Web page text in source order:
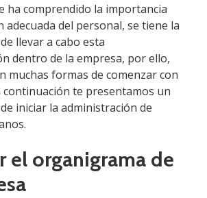
ha comprendido la importancia
adecuada del personal, se tiene la
llevar a cabo esta
dentro de la empresa, por ello,
muchas formas de comenzar con
continuación te presentamos un
iniciar la administración de
el organigrama de